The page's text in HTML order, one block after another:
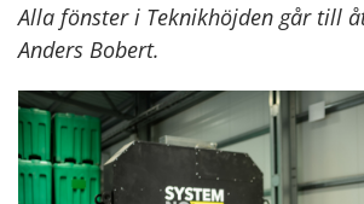
Alla fönster i Teknikhöjden går till
Anders Bobert.